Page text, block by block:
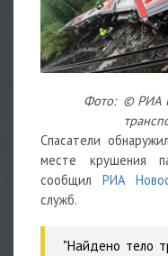
Фото: © РИА
Спасатели
месте крушения
сообщил РИА
служб.
"Найдено тело